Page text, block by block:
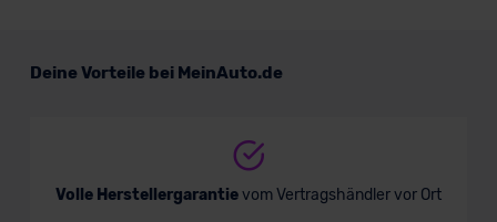
Deine Vorteile bei MeinAuto.de
Volle Herstellergarantievom Vertragshändler vor Ort